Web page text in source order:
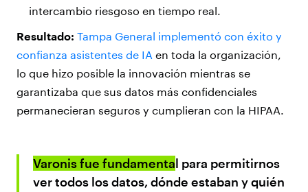
intercambio riesgoso en tiempo real.
Resultado: Tampa General implementó con éxito y
confianza asistentes de IA en toda la organización,
lo que hizo posible la innovación mientras se
garantizaba que sus datos más confidenciales
permanecieran seguros y cumplieran con la HIPAA.
Varonis fue fundamental para permitirnos
ver todos los datos, dónde estaban y quién